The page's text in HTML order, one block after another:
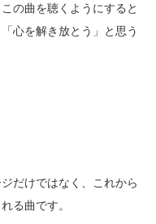
の曲を聴くようにすると
心を解き放とう」と思う
だけではなく、これから
る曲です。